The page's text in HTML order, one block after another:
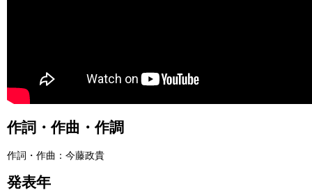
作詞・作曲・作調
作詞・作曲：今藤政貴
発表年